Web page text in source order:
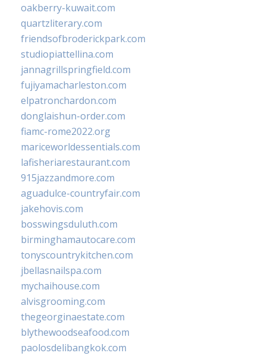
oakberry-kuwait.com
quartzliterary.com
friendsofbroderickpark.com
studiopiattellina.com
jannagrillspringfield.com
fujiyamacharleston.com
elpatronchardon.com
donglaishun-order.com
fiamc-rome2022.org
mariceworldessentials.com
lafisheriarestaurant.com
915jazzandmore.com
aguadulce-countryfair.com
jakehovis.com
bosswingsduluth.com
birminghamautocare.com
tonyscountrykitchen.com
jbellasnailspa.com
mychaihouse.com
alvisgrooming.com
thegeorginaestate.com
blythewoodseafood.com
paolosdelibangkok.com